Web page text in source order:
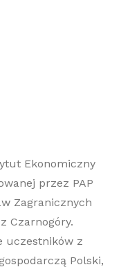
Ekonomiczny
przez PAP
Zagranicznych
Czarnogóry.
uczestników z
Polski,